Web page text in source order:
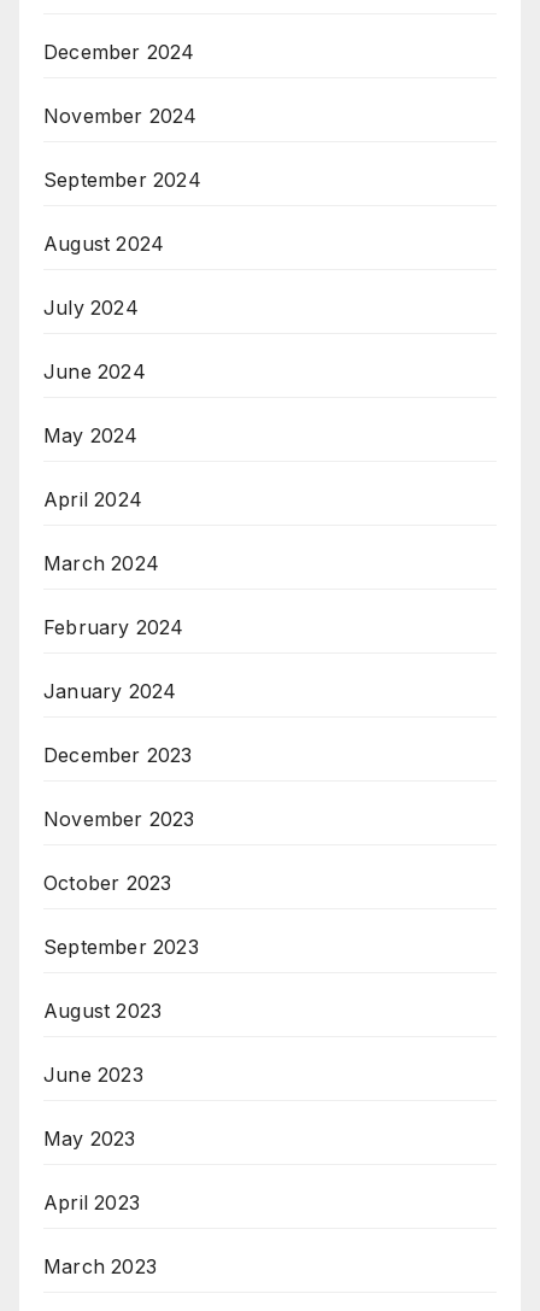
December 2024
November 2024
September 2024
August 2024
July 2024
June 2024
May 2024
April 2024
March 2024
February 2024
January 2024
December 2023
November 2023
October 2023
September 2023
August 2023
June 2023
May 2023
April 2023
March 2023